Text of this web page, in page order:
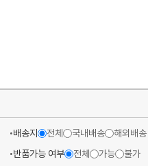
배송지 전체 국내배송 해외배송
반품가능 여부 전체 가능 불가